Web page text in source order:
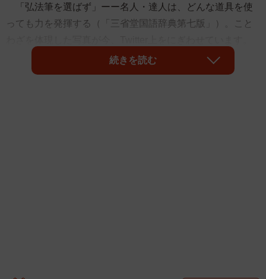
「弘法筆を選ばず」ーー名人・達人は、どんな道具を使
っても力を発揮する（「三省堂国語辞典第七版」）。こと
投稿主は書道家の蒼喬（そうきょう）さん。蒼喬さんは
続きを読む